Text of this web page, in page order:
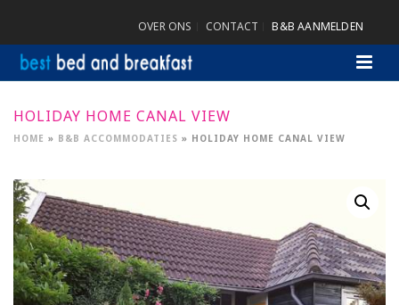
OVER ONS CONTACT B&B AANMELDEN
HOLIDAY HOME CANAL VIEW
HOME » B&B ACCOMMODATIES » HOLIDAY HOME CANAL VIEW